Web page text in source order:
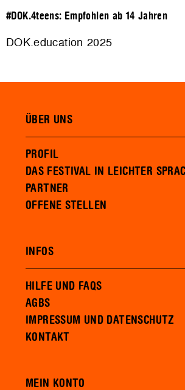
#DOK.4teens: Empfohlen ab 14 Jahren
DOK.education 2025
ÜBER UNS
PROFIL
DAS FESTIVAL IN LEICHTER
PARTNER
OFFENE STELLEN
INFOS
HILFE UND FAQS
AGBS
IMPRESSUM UND DATENSCHUTZ
KONTAKT
MEIN KONTO